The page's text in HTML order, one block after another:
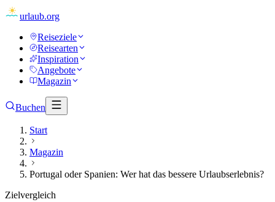
urlaub.org
Reiseziele
Reisearten
Inspiration
Angebote
Magazin
Buchen
Start
Magazin
Portugal oder Spanien: Wer hat das bessere Urlaubserlebnis?
Zielvergleich